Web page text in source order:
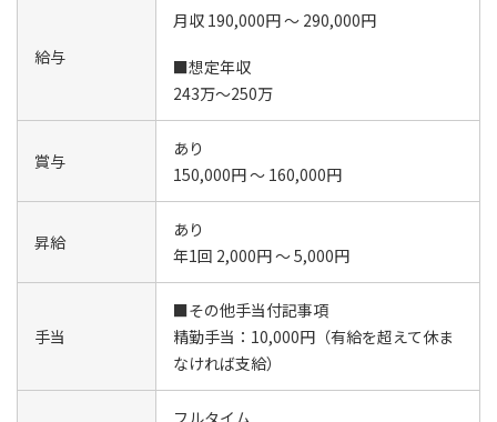
給与
月収 190,000円 ～ 290,000円
■想定年収
243万～250万
賞与
あり
150,000円 ～ 160,000円
昇給
あり
年1回 2,000円 ～ 5,000円
手当
■その他手当付記事項
精勤手当：10,000円（有給を超えて休ま
なければ支給）
フルタイム